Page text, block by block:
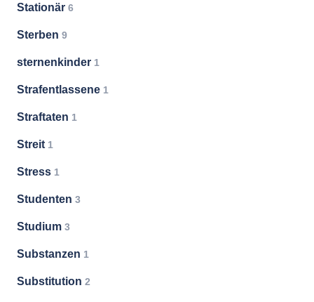
Stationär 6
Sterben 9
sternenkinder 1
Strafentlassene 1
Straftaten 1
Streit 1
Stress 1
Studenten 3
Studium 3
Substanzen 1
Substitution 2